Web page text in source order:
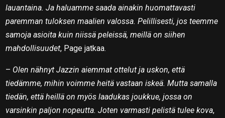
lauantaina. Ja haluamme saada ainakin huomattavasti
paremman tuloksen maalien valossa. Pelillisesti, jos teemme
samoja asioita kuin niissä peleissä, meillä on siihen
mahdollisuudet, Page jatkaa.
– Olen nähnyt Jazzin aiemmat ottelut ja uskon, että
tiedämme, mihin voimme heitä vastaan iskeä. Mutta samalla
tiedän, että heillä on myös laadukas joukkue, jossa on
varsinkin paljon nopeutta. Joten varmasti pelistä tulee kova,